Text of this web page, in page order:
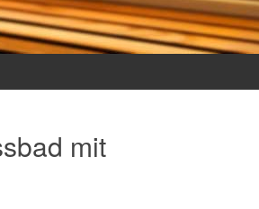
mit